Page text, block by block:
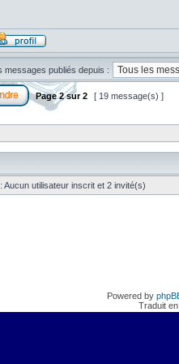
messages publiés depuis :
Page2sur2 [ 19 message(s) ]
utilisateur inscrit et 2 invité(s)
Powered by
Traduit